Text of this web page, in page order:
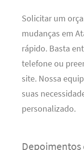
Solicitar um
mudanças em
rápido. Basta
telefone ou
site. Nossa
suas
personalizado.
Depoimentos